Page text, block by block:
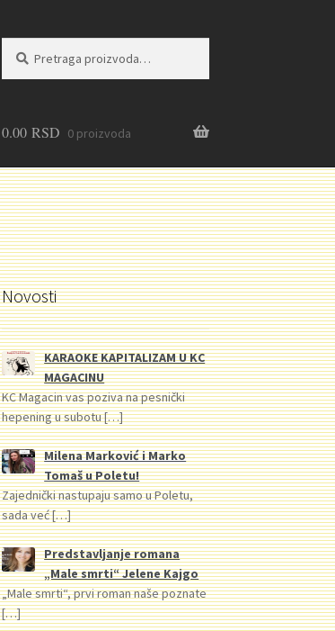
0.00 RSD 0 proizvoda
Novosti
KARAOKE KAPITALIZAM U KC
MAGACINU
KC Magacin vas poziva na pesnički
hepening u subotu[…]
Milena Marković i Marko
Tomaš u Poletu!
Zajednički nastupaju samo u Poletu,
sada već[…]
Predstavljanje romana
„Male smrti“ Jelene Kajgo
„Male smrti“, prvi roman naše poznate
[…]